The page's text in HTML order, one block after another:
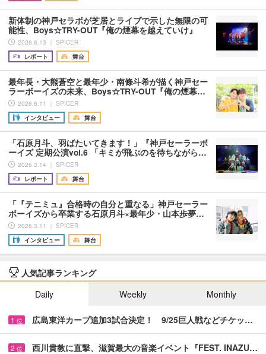
新体制の神戸セラボが芝居とライブで示した無限の可
能性、Boys☆TRY-OUT『俺の煙幕を越えていけ』
2026.6.13 ｜ SPICER
レポート
舞台
最年長・大熊蒼空と最年少・南條斗希が描く神戸セー
ラーボーイズの未来、Boys☆TRY-OUT『俺の煙幕…
2026.6.11 ｜ SPICER
インタビュー
舞台
「石原月斗、羽ばたいてきます！」『神戸セーラーボ
ーイズ 定期公演vol.6 「キミが飛ぶのを待ちながら…
2026.3.14 ｜ SPICER
レポート
舞台
「『テニミュ』合格時の自分と重なる」神戸セーラー
ボーイズから卒業する石原月斗×最年少・山本歩夢…
2026.3.11 ｜ SPICER
インタビュー
舞台
人気記事ランキング
Daily
Weekly Monthly
1 位 広島東洋カープ追加3試合決定！ 9/25巨人戦などチケッ…
2 位 西川貴教に直撃、滋賀最大の音楽イベント『FEST. INAZU…